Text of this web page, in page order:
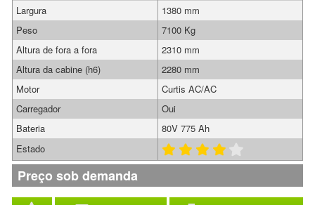
Largura
1380 mm
Peso
7100 Kg
Altura de fora a fora
2310 mm
Altura da cabine (h6)
2280 mm
Motor
Curtis AC/AC
Carregador
Oui
Bateria
80V 775 Ah
Estado
Preço sob demanda